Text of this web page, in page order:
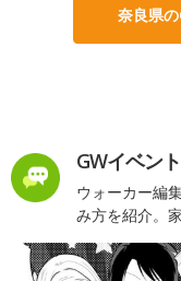
奈良県
GWイベン
ウォーカー編
み方を紹介。